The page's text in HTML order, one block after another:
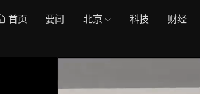
首页 要闻 北京 科技 财经